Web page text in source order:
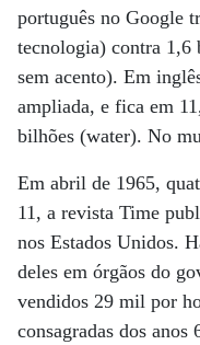
português no Google
tecnologia) contra 1,6
sem acento). Em
ampliada, e fica em
bilhões (water). No
Em abril de 1965,
11, a revista Time
nos Estados Unidos.
deles em órgãos do
vendidos 29 mil por
consagradas dos